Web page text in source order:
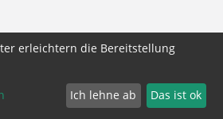
erleichtern die Bereitstellung
Ich lehne ab Das ist ok